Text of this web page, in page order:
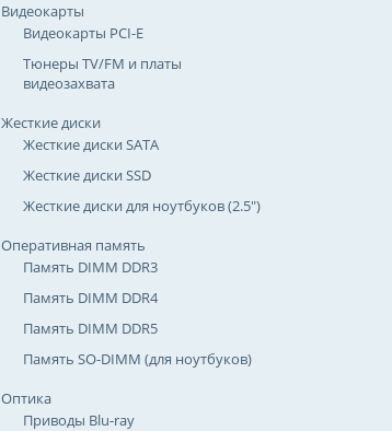
Видеокарты
Видеокарты PCI-E
Тюнеры TV/FM и платы
видеозахвата
Жесткие диски
Жесткие диски SATA
Жесткие диски SSD
Жесткие диски для ноутбуков (2.5")
Оперативная память
Память DIMM DDR3
Память DIMM DDR4
Память DIMM DDR5
Память SO-DIMM (для ноутбуков)
Оптика
Приводы Blu-ray